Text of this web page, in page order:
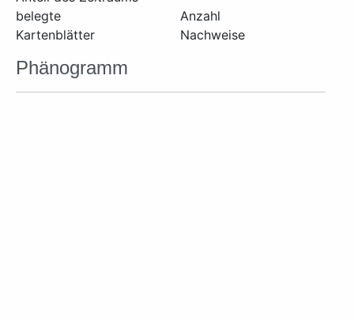
belegte
Kartenblätter
Anzahl
Nachweise
Phänogramm